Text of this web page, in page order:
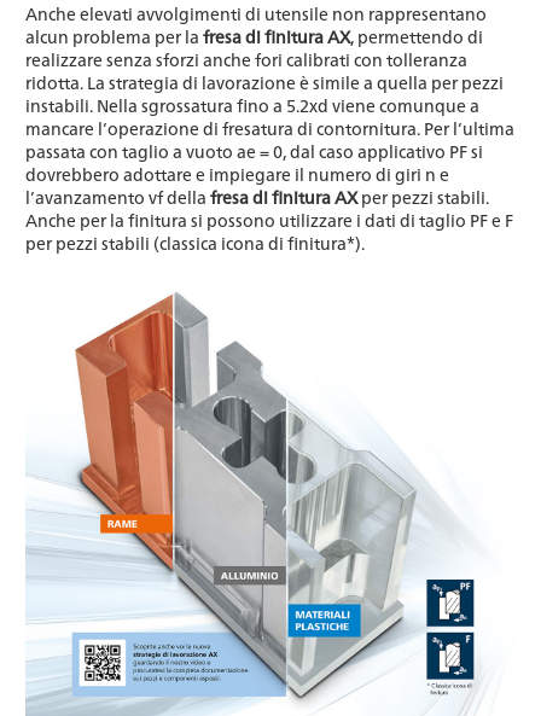
Anche elevati avvolgimenti di utensile non rappresentano
alcun problema per la fresa di finitura AX, permettendo di
realizzare senza sforzi anche fori calibrati con tolleranza
ridotta. La strategia di lavorazione è simile a quella per pezzi
instabili. Nella sgrossatura fino a 5.2xd viene comunque a
mancare l’operazione di fresatura di contornitura. Per l’ultima
passata con taglio a vuoto ae = 0, dal caso applicativo PF si
dovrebbero adottare e impiegare il numero di giri n e
l’avanzamento vf della fresa di finitura AXper pezzi stabili.
Anche per la finitura si possono utilizzare i dati di taglio PF e F
per pezzi stabili (classica icona di finitura*).